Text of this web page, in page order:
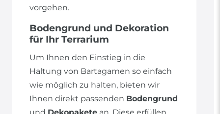
vorgehen.
Bodengrund und Dekoration
für Ihr Terrarium
Um Ihnen den Einstieg in die
Haltung von Bartagamen so einfach
wie möglich zu halten, bieten wir
Ihnen direkt passenden Bodengrund